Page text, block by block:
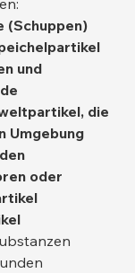
(Schuppen)
und
die
Umgebung
oder